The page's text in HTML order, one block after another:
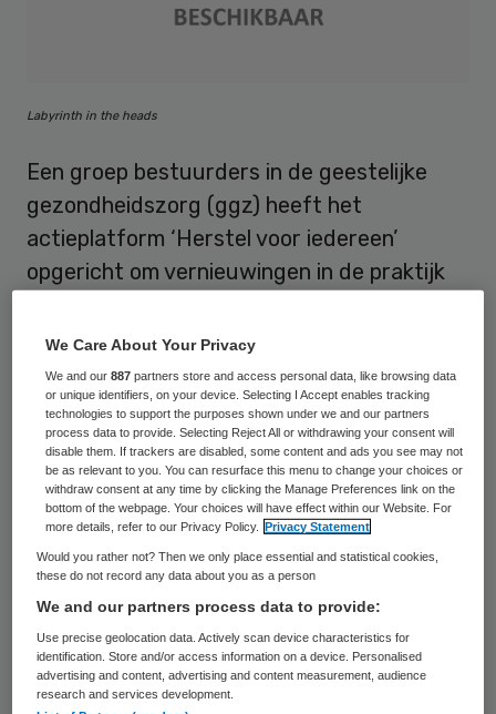
Labyrinth in the heads
Een groep bestuurders in de geestelijke
gezondheidszorg (ggz) heeft het
actieplatform ‘Herstel voor iedereen’
opgericht om vernieuwingen in de praktijk
meer herstel voor mensen met ernstige
psychiatrische aandoeningen, in drie jaar
tijd.
In ‘Herstel voor iedereen’ zijn bestuurders
van 27 instellingen geïnteresseerd. Dat is
80 procent van de gespecialiseerde ggz-
instellingen in Nederland, volgens Kees
platform en lid van de raad van bestuur van
GGNet. Op het platform wisselen ggz-
bestuurders actieplannen en ideeën uit. De
We Care About Your Privacy
We and our887 partners store and access personal data, like browsing data
or unique identifiers, on your device. Selecting I Accept enables tracking
technologies to support the purposes shown under we and our partners
process data to provide. Selecting Reject All or withdrawing your consent will
disable them. If trackers are disabled, some content and ads you see may not
be as relevant to you. You can resurface this menu to change your choices or
withdraw consent at any time by clicking the Manage Preferences link on the
bottom of the webpage. Your choices will have effect within our Website. For
more details, refer to our Privacy Policy.
Privacy Statement
Would you rather not? Then we only place essential and statistical cookies,
these do not record any data about you as a person
We and our partners process data to provide:
Use precise geolocation data. Actively scan device characteristics for
identification. Store and/or access information on a device. Personalised
advertising and content, advertising and content measurement, audience
research and services development.